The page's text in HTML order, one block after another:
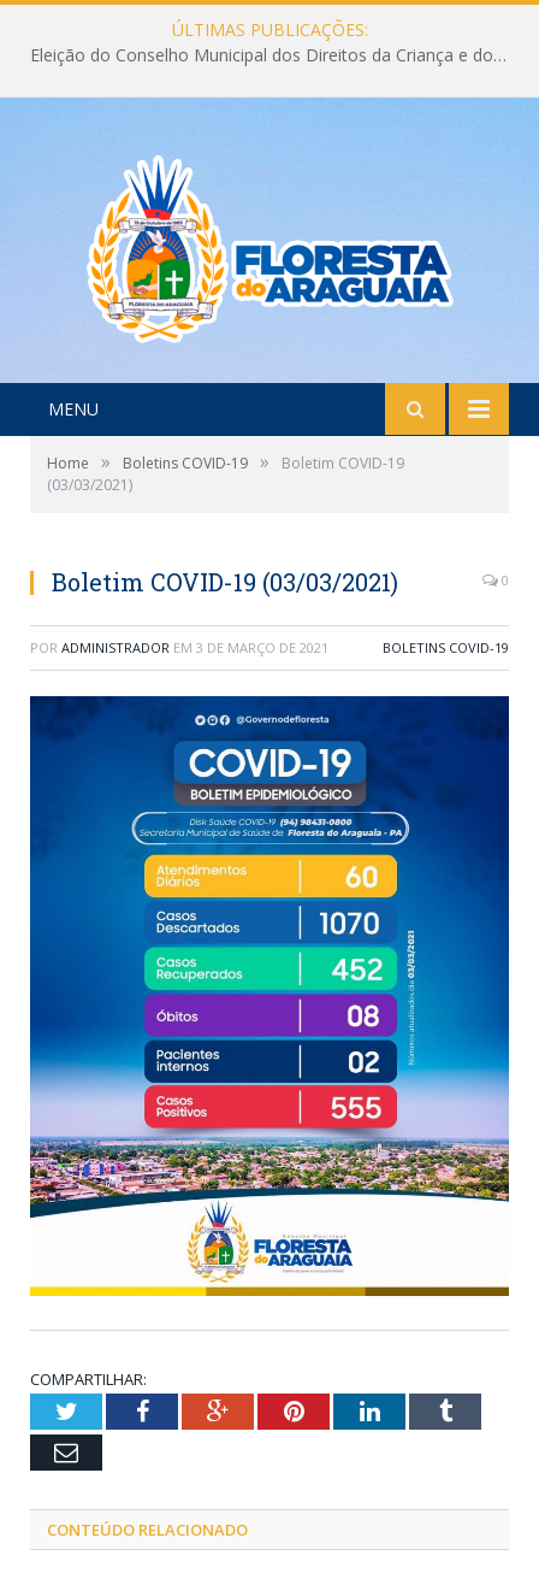
ÚLTIMAS PUBLICAÇÕES:
Eleição do Conselho Municipal dos Direitos da Criança e do Adolescente CMDCA 2026
MENU
Home » Boletins COVID-19 »
Boletim COVID-19
(03/03/2021)
Boletim COVID-19 (03/03/2021) 0
POR ADMINISTRADOR EM 3 DE MARÇO DE 2021 BOLETINS COVID-19
COMPARTILHAR:
TwitterFacebookGoogle+PinterestLinkedInTumblr
Email
CONTEÚDO RELACIONADO